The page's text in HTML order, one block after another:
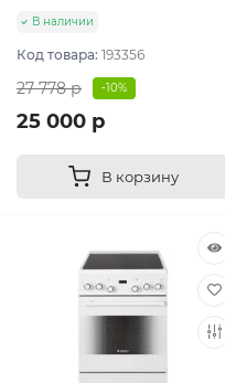
В наличии
Код товара: 193356
27 778 р -10%
25 000 р
В корзину